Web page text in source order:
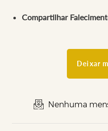
Compartilhar
Deixar
Nenhuma